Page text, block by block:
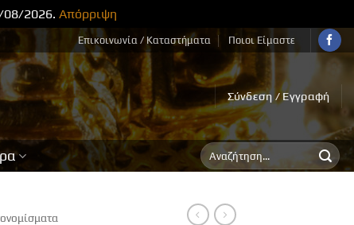
08/2026.Απόρριψη
Επικοινωνία / Καταστήματα Ποιοι Είμαστε
Σύνδεση / Εγγραφή
Αναζήτηση
για: